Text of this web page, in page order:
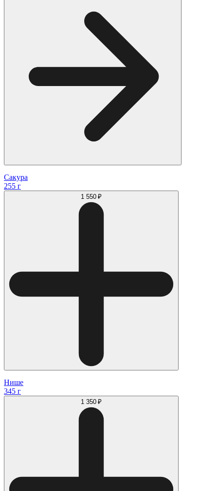
Сакура
255 г
1 550 ₽
Нише
345 г
1 350 ₽